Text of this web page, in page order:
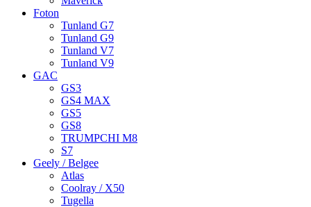
Foton
Tunland G7
Tunland G9
Tunland V7
Tunland V9
GAC
GS3
GS4 MAX
GS5
GS8
TRUMPCHI M8
S7
Geely / Belgee
Atlas
Coolray / X50
Tugella